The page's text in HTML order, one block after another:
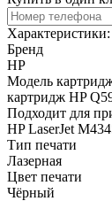
Характеристики:
Бренд
HP
Модель
картридж HP
Подходит для
HP LaserJet
Тип печати
Лазерная
Цвет печати
Чёрный